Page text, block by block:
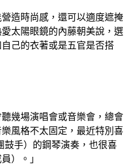
造時尚感，還可以適度遮掩
太陽眼鏡的內藤朝美說，選
己的衣著或是五官是否搭
幾場演唱會或音樂會，總會
風格不太固定，最近特別喜
鼓手）的鋼琴演奏，也很喜
）。」